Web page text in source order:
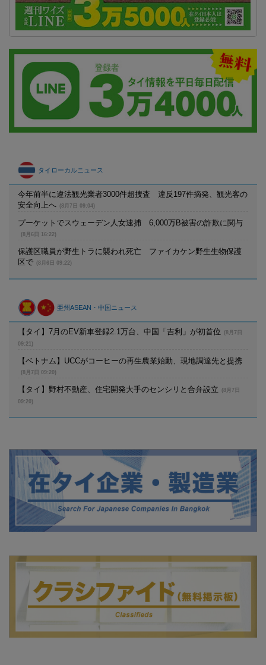
タイローカルニュース
今年前半に違法観光業者3000件超捜査 違反197件摘発、観光客の
安全向上へ
(8月7日 09:04)
プーケットでスウェーデン人女逮捕 6,000万B被害の詐欺に関与
(8月6日 16:22)
保護区職員が野生トラに襲われ死亡 ファイカケン野生生物保護
区で
(8月6日 09:22)
亜州ASEAN・中国ニュース
【タイ】7月のEV新車登録2.1万台、中国「吉利」が初首位
(8月7日
09:21)
【ベトナム】UCCがコーヒーの再生農業始動、現地調達先と提携
(8月7日 09:20)
【タイ】野村不動産、住宅開発大手のセンシリと合弁設立
(8月7日
09:20)